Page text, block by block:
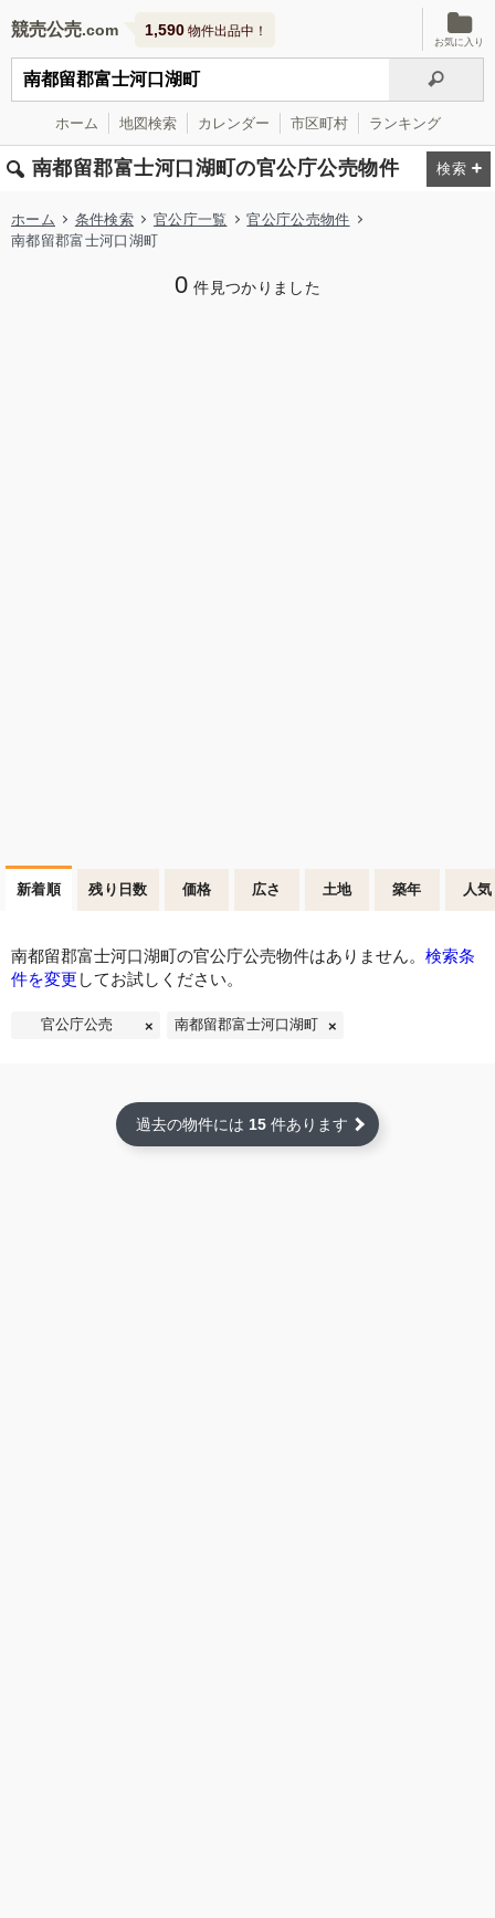
競売公売 1,590 物件出品中！
お気に入り
ホーム 地図検索 カレンダー 市区町村 ランキング
南都留郡富士河口湖町の官公庁公売物件
ホーム 条件検索 官公庁一覧
官公庁公売物件
南都留郡富士河口湖町
0 件見つかりました
新着順 残り日数 価格 広さ 土地 築年 人気
南都留郡富士河口湖町の官公庁公売物件はありません。 検索条
件を変更 してお試しください。
官公庁公売 南都留郡富士河口湖町
過去の物件には 15 件あります